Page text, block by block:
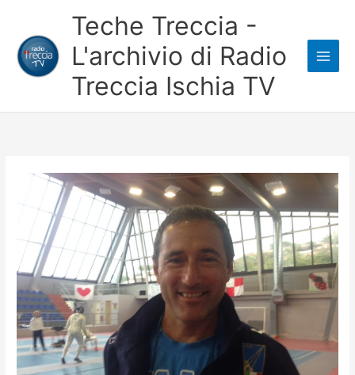
contenuto
Teche Treccia -
L'archivio di Radio
Treccia Ischia TV